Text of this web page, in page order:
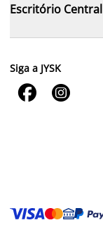
Escritório Central
Siga a JYSK
 